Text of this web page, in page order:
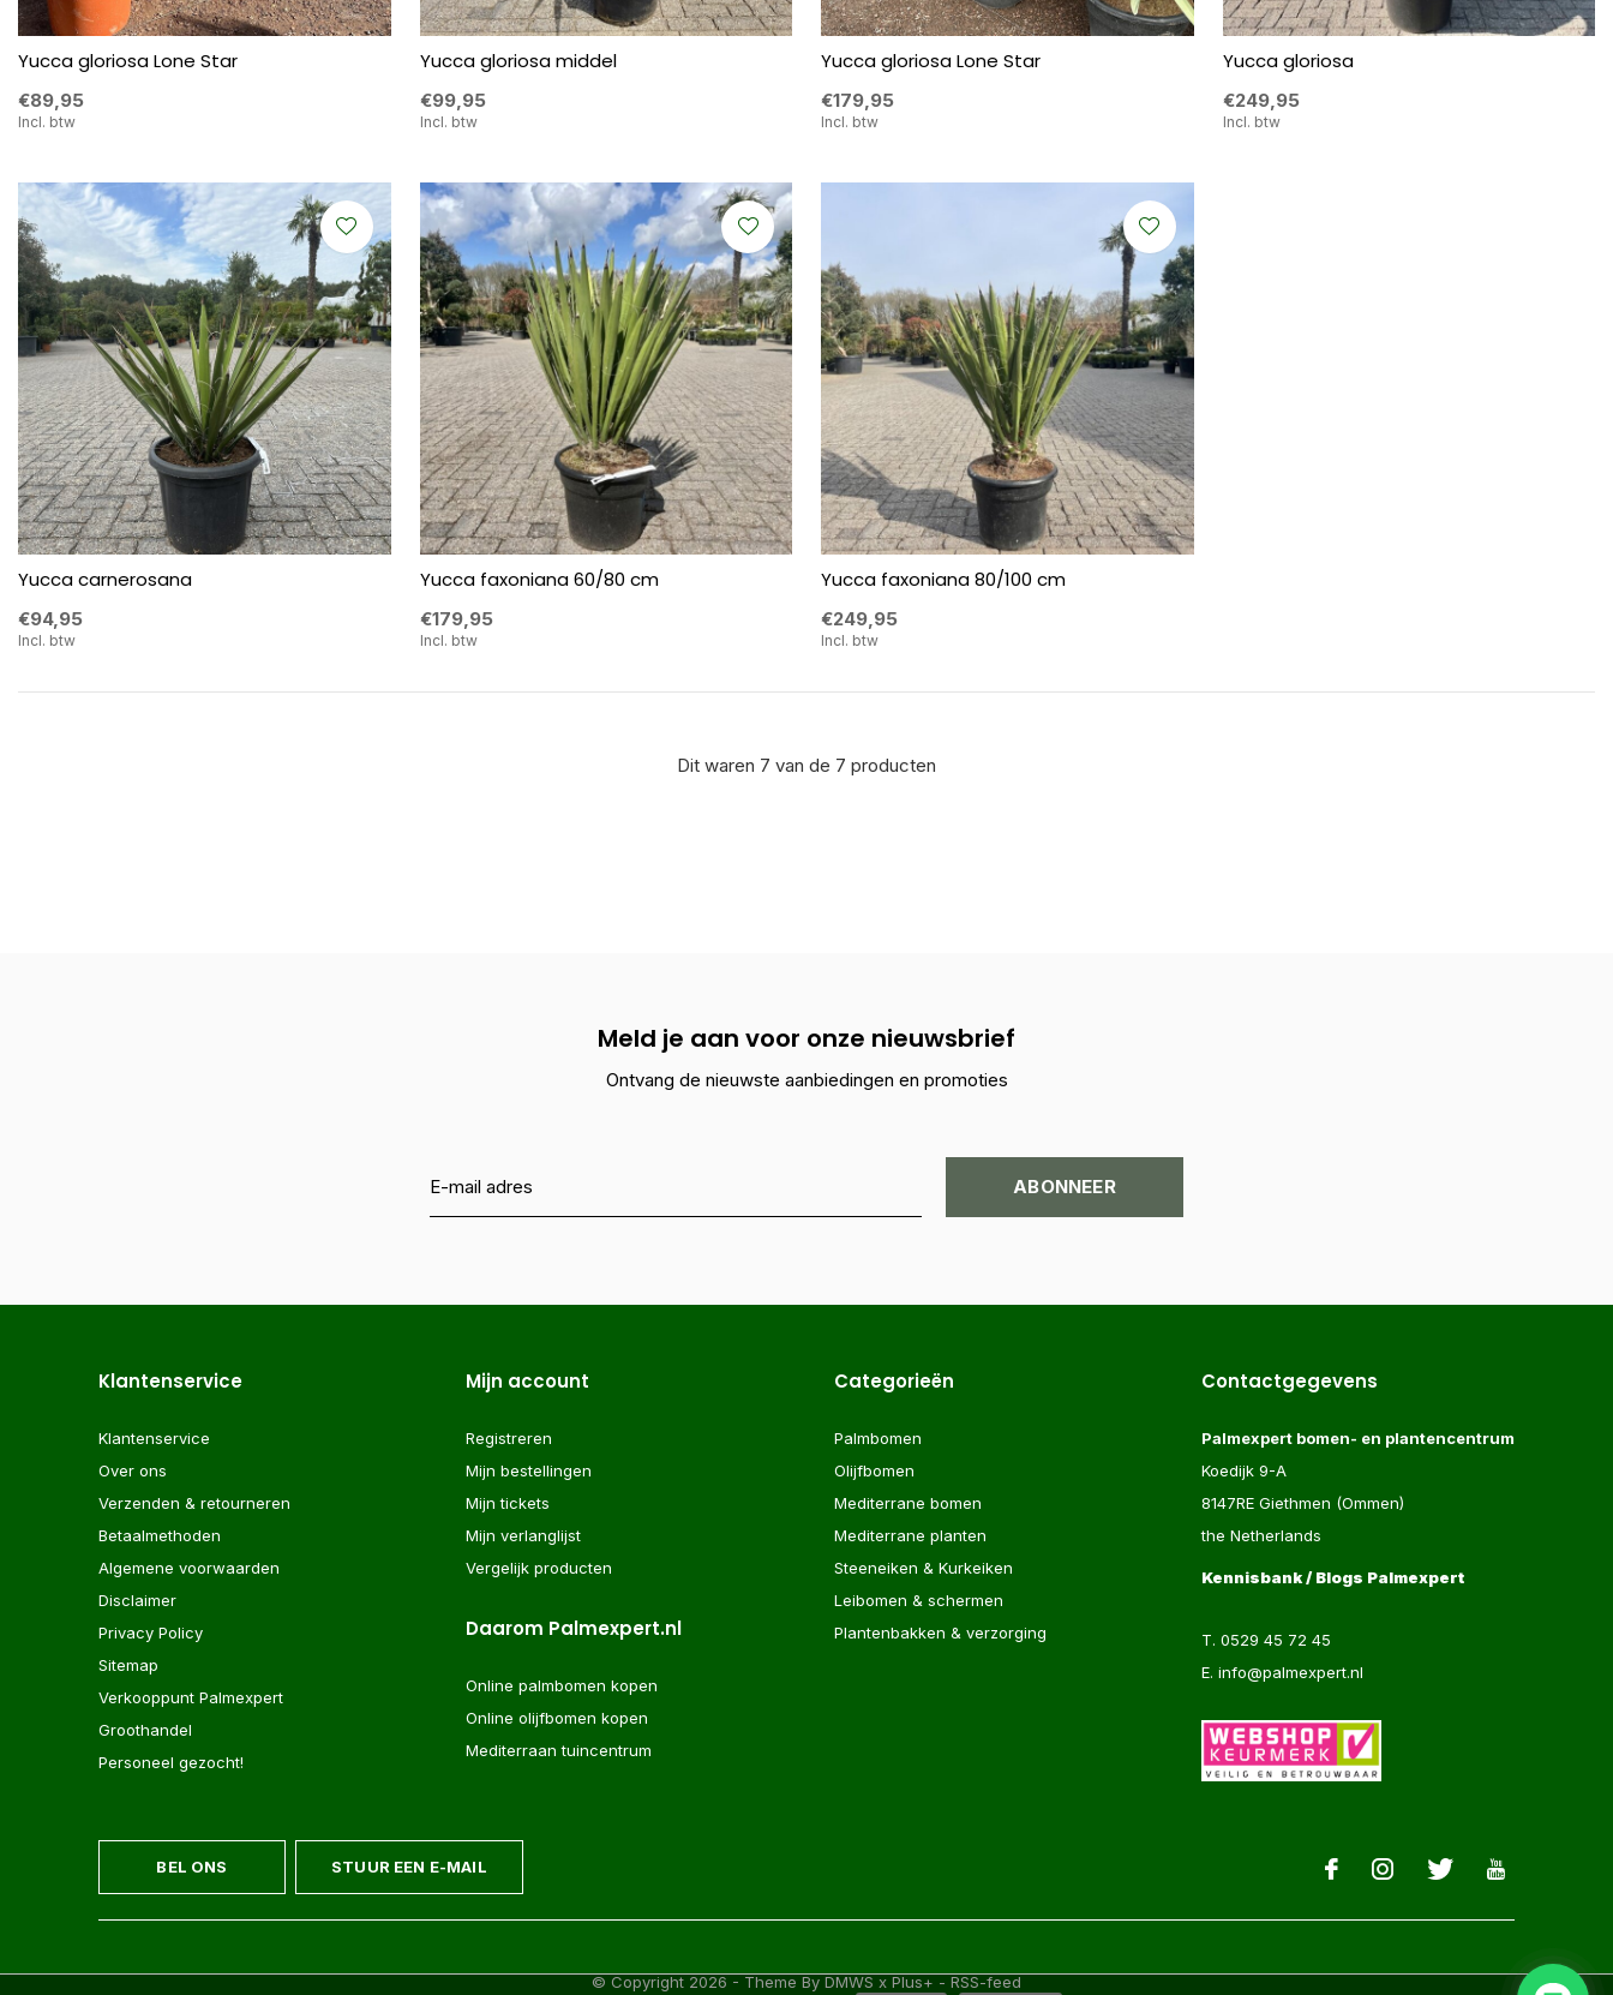
Yucca gloriosa Lone Star
€89,95
Incl. btw
Yucca gloriosa middel
€99,95
Incl. btw
Yucca gloriosa Lone Star
€179,95
Incl. btw
Yucca gloriosa
€249,95
Incl. btw
Yucca carnerosana
€94,95
Incl. btw
Yucca faxoniana 60/80 cm
€179,95
Incl. btw
Yucca faxoniana 80/100 cm
€249,95
Incl. btw
Dit waren 7 van de 7 producten
Meld je aan voor onze nieuwsbrief
Ontvang de nieuwste aanbiedingen en promoties
ABONNEER
Klantenservice
Klantenservice
Over ons
Verzenden & retourneren
Betaalmethoden
Algemene voorwaarden
Disclaimer
Privacy Policy
Sitemap
Verkooppunt Palmexpert
Groothandel
Personeel gezocht!
Mijn account
Registreren
Mijn bestellingen
Mijn tickets
Mijn verlanglijst
Vergelijk producten
Daarom Palmexpert.nl
Online palmbomen kopen
Online olijfbomen kopen
Mediterraan tuincentrum
Categorieën
Palmbomen
Olijfbomen
Mediterrane bomen
Mediterrane planten
Steeneiken & Kurkeiken
Leibomen & schermen
Plantenbakken & verzorging
Contactgegevens
Palmexpert bomen- en plantencentrum
Koedijk 9-A
8147RE Giethmen (Ommen)
the Netherlands
Kennisbank / Blogs Palmexpert
T. 0529 45 72 45
E. info@palmexpert.nl
BEL ONS STUUR EEN E-MAIL
© Copyright 2026 - Theme By DMWS x Plus+ - RSS-feed